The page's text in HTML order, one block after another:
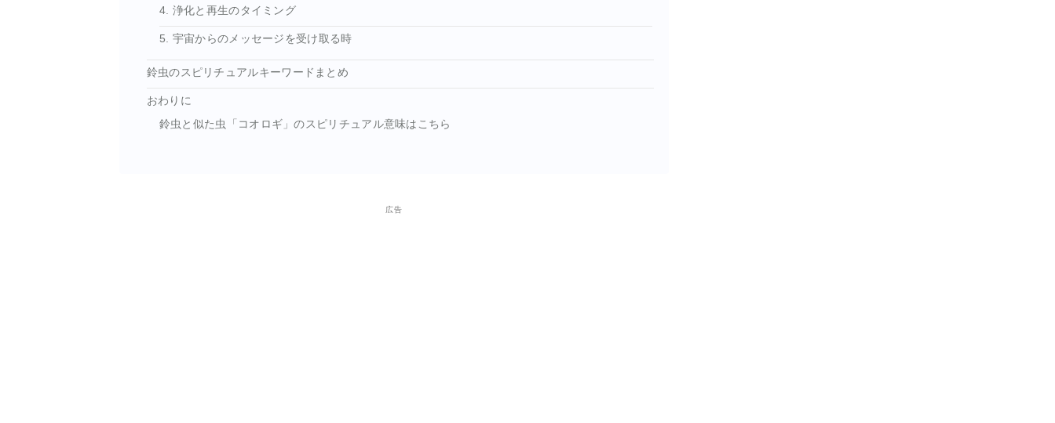
4. 浄化と再生のタイミング
5. 宇宙からのメッセージを受け取る時
鈴虫のスピリチュアルキーワードまとめ
おわりに
鈴虫と似た虫「コオロギ」のスピリチュアル意味はこちら
広告